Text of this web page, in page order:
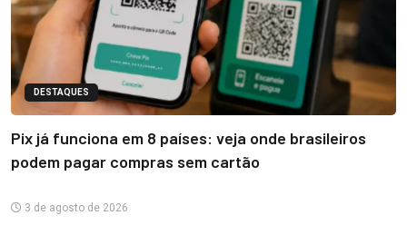
DESTAQUES
Pix já funciona em 8 países: veja onde brasileiros
podem pagar compras sem cartão
3 de agosto de 2026